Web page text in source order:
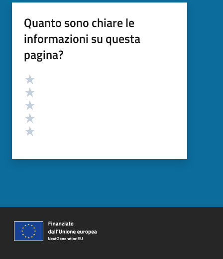
Quanto sono chiare le
informazioni su questa
pagina?
Valutazione